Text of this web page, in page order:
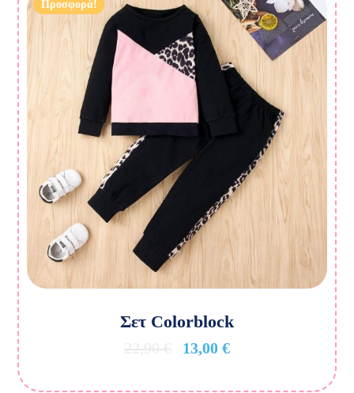
Προσφορά!
Σετ Colorblock
13,00 €